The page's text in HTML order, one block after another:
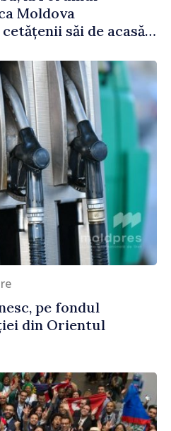
Moldova
săi de acasă
pe fondul
din Orientul